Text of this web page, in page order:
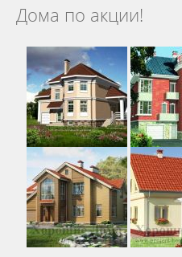
Дома по акции!